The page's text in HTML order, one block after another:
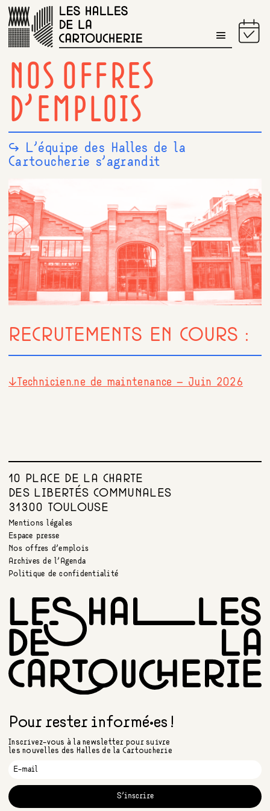
PROGRAMME DU JOUR
NOS OFFRES
D’EMPLOIS
↪ L’équipe des Halles de la
Cartoucherie s’agrandit
RECRUTEMENTS EN COURS :
↓Technicien.ne de maintenance – Juin 2026
10 PLACE DE LA CHARTE
DES LIBERTÉS COMMUNALES
31300 TOULOUSE
Mentions légales
Espace presse
Nos offres d’emplois
Archives de l’Agenda
Politique de confidentialité
Pour rester informé•es !
Inscrivez-vous à la newsletter pour suivre
les nouvelles des Halles de la Cartoucherie
S'inscrire